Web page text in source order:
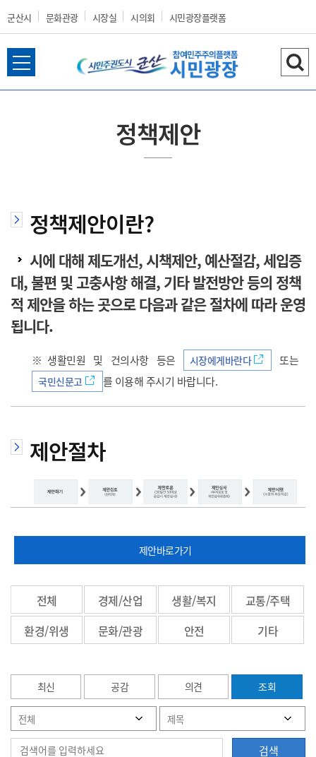
군산시 문화관광 시장실 시의회 시민광장플랫폼
군
시
홈
으
로
이
전
체
검
색
정책제안
정책제안이란?
시에 대해 제도개선, 시책제안, 예산절감, 세입증
대, 불편 및 고충사항 해결, 기타 발전방안 등의 정책
적 제안을 하는 곳으로 다음과 같은 절차에 따라 운영
됩니다.
※생활민원 및 건의사항 등은 시장에게바란다 또는
국민신문고 를 이용해 주시기 바랍니다.
제안절차
제안바로가기
전체 경제/산업 생활/복지
교통/주택
환경/위생
문화/관광 안전 기타
최신 공감 의견 조회
검색